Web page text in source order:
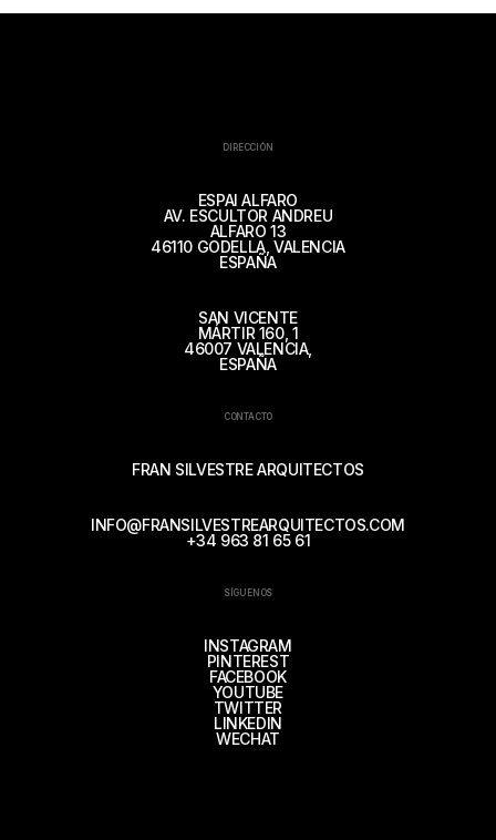
DIRECCIÓN
ESPAI ALFARO
AV. ESCULTOR ANDREU
ALFARO 13
46110 GODELLA, VALENCIA
ESPAÑA
SAN VICENTE
MÁRTIR 160, 1
46007 VALENCIA,
ESPAÑA
CONTACTO
FRAN SILVESTRE ARQUITECTOS
INFO@FRANSILVESTREARQUITECTOS.COM
+34 963 81 65 61
SÍGUENOS
INSTAGRAM
PINTEREST
FACEBOOK
YOUTUBE
TWITTER
LINKEDIN
WECHAT